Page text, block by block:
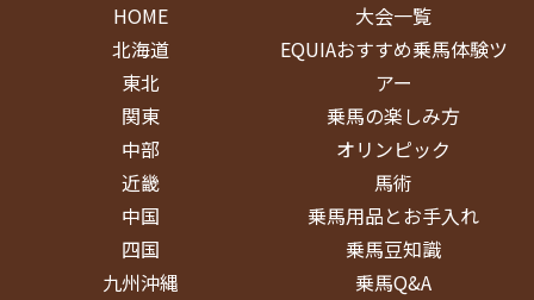
HOME
北海道
東北
関東
中部
近畿
中国
四国
九州沖縄
大会一覧
EQUIAおすすめ乗馬体験ツ
アー
乗馬の楽しみ方
オリンピック
馬術
乗馬用品とお手入れ
乗馬豆知識
乗馬Q&A